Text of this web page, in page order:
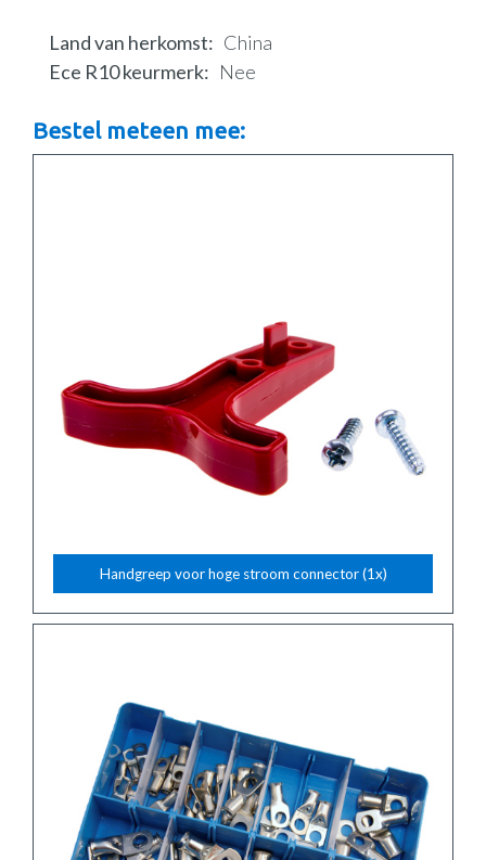
Land van herkomst
China
Ece R10 keurmerk
Nee
Bestel meteen mee:
Handgreep voor hoge stroom connector (1x)